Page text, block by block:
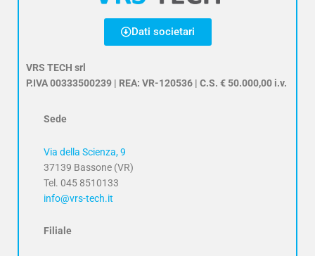
Dati societari
VRS TECH srl
P.IVA 00333500239 | REA: VR-120536 | C.S. € 50.000,00 i.v.
Sede
Via della Scienza, 9
37139 Bassone (VR)
Tel. 045 8510133
info@vrs-tech.it
Filiale